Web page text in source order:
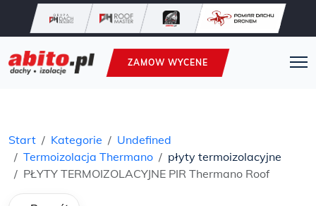
ZAMOW WYCENE
Start Kategorie
Undefined
Termoizolacja Thermano
płyty termoizolacyjne
PŁYTY TERMOIZOLACYJNE PIR Thermano Roof